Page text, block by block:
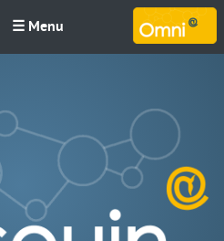
☰ Menu